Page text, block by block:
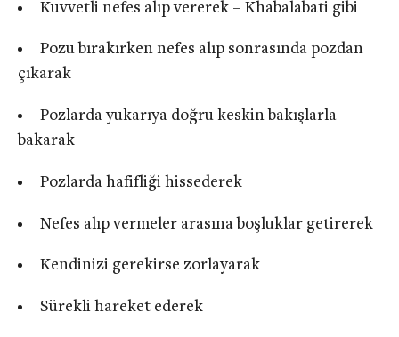
Kuvvetli nefes alıp vererek – Khabalabati gibi
Pozu bırakırken nefes alıp sonrasında pozdan
çıkarak
Pozlarda yukarıya doğru keskin bakışlarla
bakarak
Pozlarda hafifliği hissederek
Nefes alıp vermeler arasına boşluklar getirerek
Kendinizi gerekirse zorlayarak
Sürekli hareket ederek